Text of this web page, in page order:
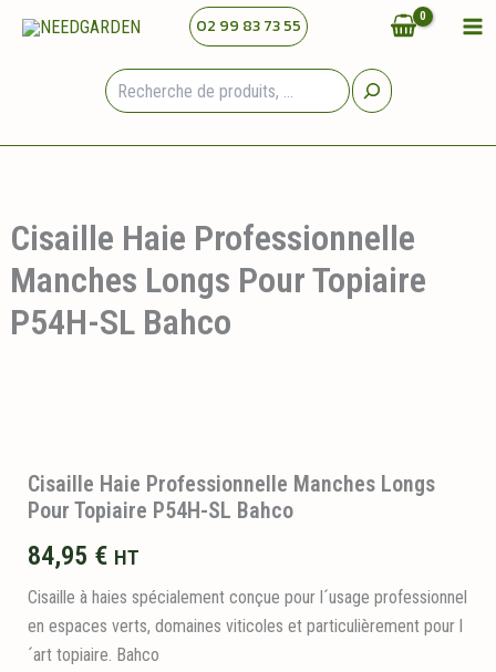
02 99 83 73 55
Cisaille Haie Professionnelle
Manches Longs Pour Topiaire
P54H-SL Bahco
Cisaille Haie Professionnelle Manches Longs
Pour Topiaire P54H-SL Bahco
84,95 € HT
Cisaille à haies spécialement conçue pour l´usage professionnel
en espaces verts, domaines viticoles et particulièrement pour l
´art topiaire. Bahco